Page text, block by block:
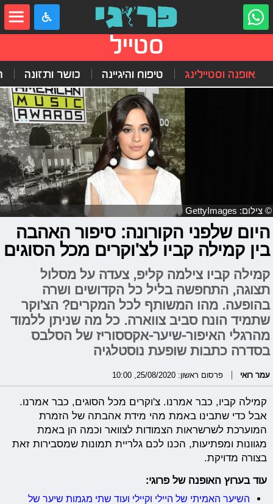
סטייל
אופנה וסטיילינג טיפוח והיגיינה כושר ותזונה
© צילום: GettyImages
היום שלפני הקורונה: סיפור האהבה
בין קמילה קביו לצ'וקרים מכל הסוגים
קמילה קביו צילמה קליפ, צעדה על מסלול
תצוגה, התחפשה בליל כל הקדושים ושרה
בהופעה. מהו המשותף לכל המקרים? הצ'וקר
שתמיד הונח סביב צווארה. כל מה שניתן ללמוד
מהרגלי האיפור-שיער-אקססוריז של הסלבס
בסדרה כתבות שופעת נוסטלגיה
עמר רואי פרסום ראשון: 25/08/2020, 10:00
קמילה קביו, כבר אמרנו. צ'וקרים מכל הסוגים, כבר אמרנו.
אבל כדי שתבינו באמת מהי מידת אהבתה של הזמרת
המוערכת לשרשראות הצמודות לצוואר וכמה הן באמת
מגוונות ומפתיעות, הכנו לכם גלריית תמונות שמסבירות זאת
בצורה מדויקת.
עוד בערוץ האופנה של פרוגי:
השיער האמיתי של היילי וקיילי ועוד שתי מגמות שיער של